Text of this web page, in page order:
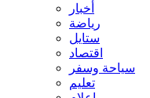
أخبار
رياضة
ستايل
اقتصاد
سياحة وسفر
تعليم